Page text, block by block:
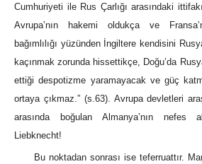
Cumhuriyeti ile Rus Çarlığı arasındaki
Avrupa’nın hakemi oldukça ve
bağımlılığı yüzünden İngiltere kendisini
kaçınmak zorunda hissettikçe, Doğu’da
ettiği despotizme yaramayacak ve güç
ortaya çıkmaz.” (s.63). Avrupa devletleri
arasında boğulan Almanya’nın nefes
Liebknecht!
Bu noktadan sonrası ise teferruattır.